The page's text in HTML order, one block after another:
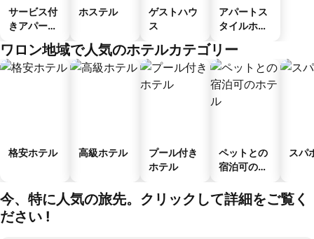
サービス付
きアパート
ホステル
ゲストハウ
ス
アパートス
タイルホテ
ワロン地域で人気のホテルカテゴリー
格安ホテル 高級ホテル
プール付き
ホテル
ペットとの
宿泊可のホ
スパ
今、特に人気の旅先。クリックして詳細をご覧く
ださい !